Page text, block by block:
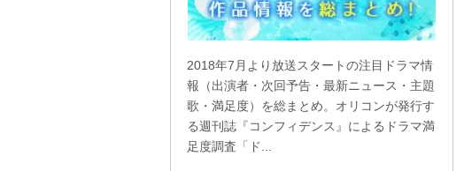
2018年7月より放送スタートの注目ドラマ情
報（出演者・次回予告・最新ニュース・主題
歌・満足度）を総まとめ。オリコンが発行す
る週刊誌『コンフィデンス』によるドラマ満
足度調査「ド...